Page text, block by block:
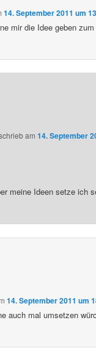
14. September 2011 um
mir die Idee geben
am14. September
meine Ideen setze ich
14. September 2011 um
auch mal umsetzen